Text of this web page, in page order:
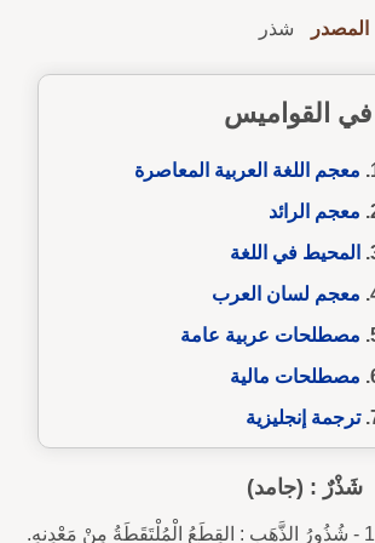
المصدر شذر
في القواميس
معجم اللغة العربية المعاصرة
معجم الرائد
المحيط في اللغة
معجم لسان العرب
مصطلحات عربية عامة
مصطلحات مالية
ترجمة إنجليزية
شَذْرٌ : (جامد)
1 - شُذُورُ الذَّهَبِ : القِطَعُ الْمُلْتَقَطَةُ مِنْ مَعْدِنهِ.